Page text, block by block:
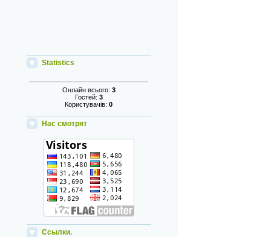
Statistics
Онлайн всього: 3
Гостей: 3
Користувачів:0
Нас смотрят
Ссылки.